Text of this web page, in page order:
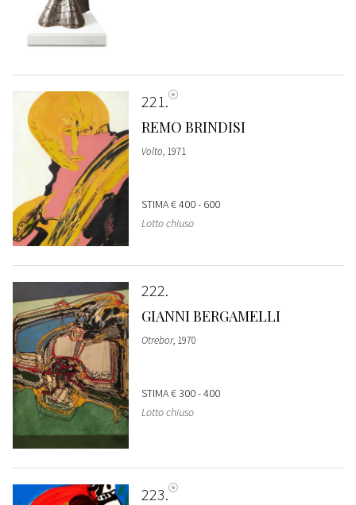
221
REMO BRINDISI
Volto, 1971
STIMA€ 400 - 600
Lotto chiuso
222
GIANNI BERGAMELLI
Otrebor, 1970
STIMA€ 300 - 400
Lotto chiuso
223